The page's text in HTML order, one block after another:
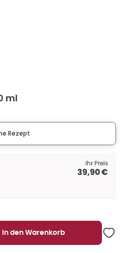
ml
Rezept
Ihr Preis
39,90 €
In den Warenkorb